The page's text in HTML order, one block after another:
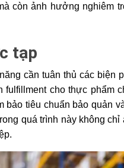
còn ảnh hưởng nghiêm
tạp
cần tuân thủ các biện
fulfillment cho thực phẩm
tiêu chuẩn bảo quản
quá trình này không